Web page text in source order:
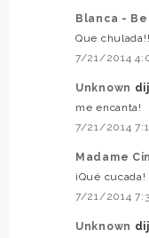
Blanca -
Que
7/21/2014
Unknown
me encanta!
7/21/2014
Madame
¡Qué cucada!
7/21/2014
Unknown